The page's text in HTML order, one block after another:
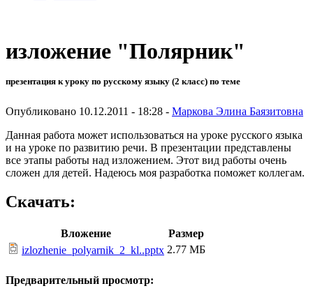
изложение "Полярник"
презентация к уроку по русскому языку (2 класс) по теме
Опубликовано 10.12.2011 - 18:28 - Маркова Элина Баязитовна
Данная работа может использоваться на уроке русского языка
и на уроке по развитию речи. В презентации представлены
все этапы работы над изложением. Этот вид работы очень
сложен для детей. Надеюсь моя разработка поможет коллегам.
Скачать:
Вложение
Размер
izlozhenie_polyarnik_2_kl..pptx 2.77 МБ
Предварительный просмотр: